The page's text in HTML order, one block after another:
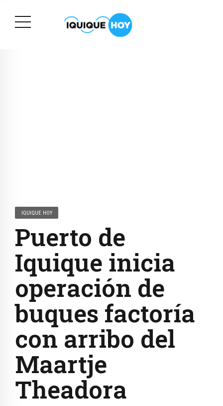
IQUIQUE HOY
Puerto de
Iquique inicia
operación de
buques factoría
con arribo del
Maartje
Theadora